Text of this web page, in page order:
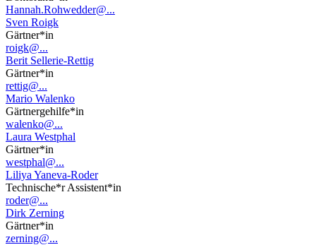
Hannah.Rohwedder@...
Sven Roigk
Gärtner*in
roigk@...
Berit Sellerie-Rettig
Gärtner*in
rettig@...
Mario Walenko
Gärtnergehilfe*in
walenko@...
Laura Westphal
Gärtner*in
westphal@...
Liliya Yaneva-Roder
Technische*r Assistent*in
roder@...
Dirk Zerning
Gärtner*in
zerning@...